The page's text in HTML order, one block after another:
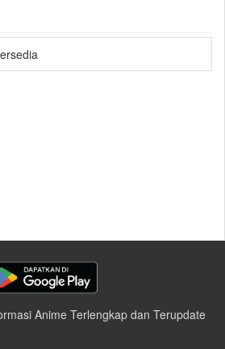
Anime Terlengkap dan Terupdate